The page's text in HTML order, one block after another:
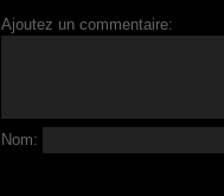
Ajoutez un commentaire:
Nom: